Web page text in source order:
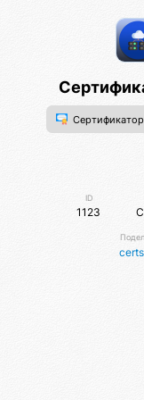
Сертификатор
ID
1123